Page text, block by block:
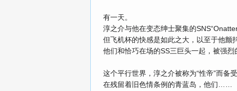
有一天。
淳之介与他在变态绅士聚集的
但飞机杯的快感是如此之大，以至于他颤
他们和恰巧在场的SS三巨头一起，被强烈
这个平行世界，淳之介被称为“性帝”而备
在残留着旧色情条例的青蓝岛，他们……